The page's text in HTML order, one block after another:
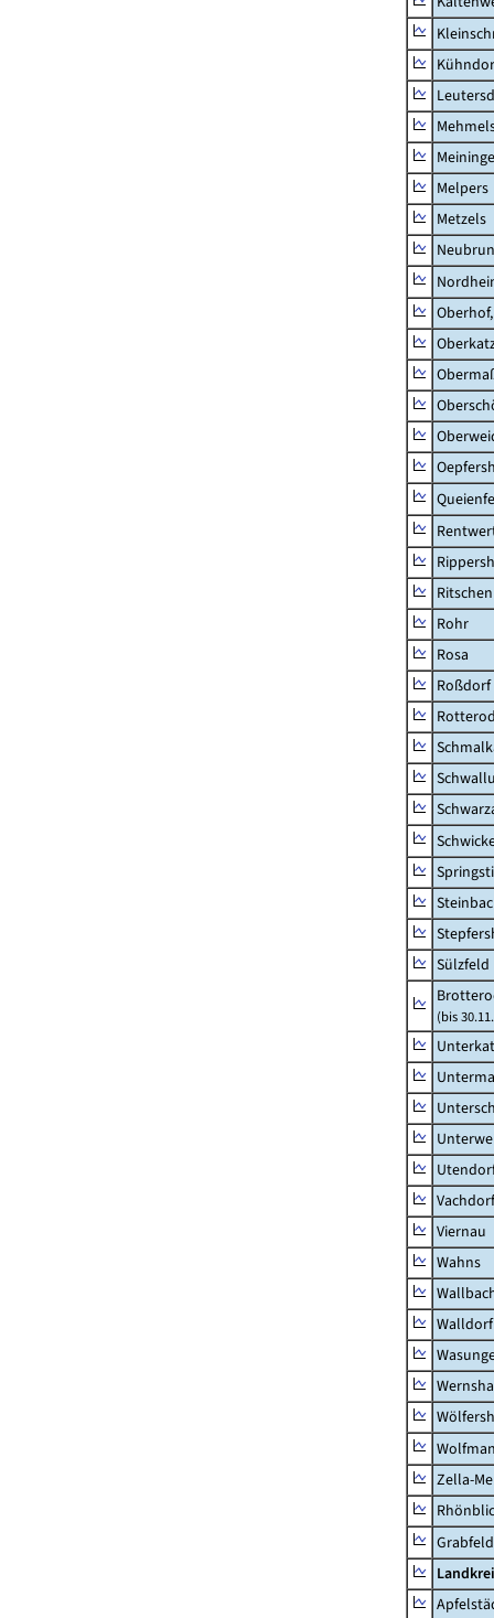
Melpers
Metzels
Rohr
Rosa
Roßdorf
Sülzfeld
(bis
Vachdorf
Viernau
Wahns
Walldorf
Zella-
Grabfeld